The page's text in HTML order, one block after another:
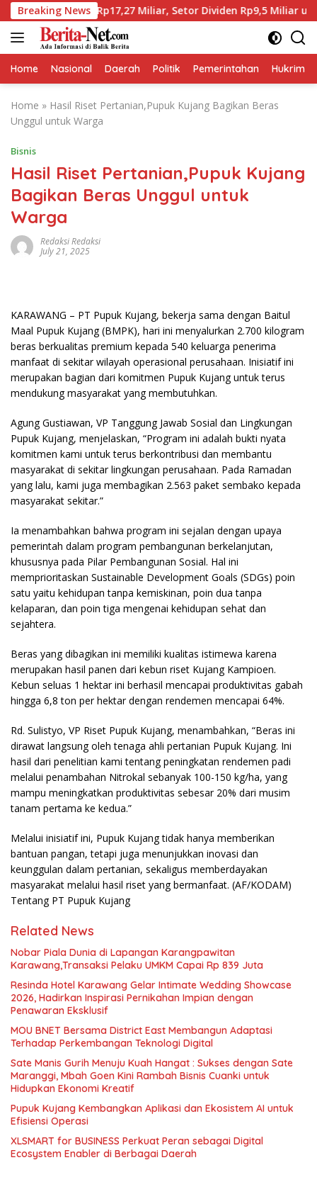
Skip
to
content
Breaking News
Laba Rp17,27 Miliar, Setor Dividen Rp9,5 Miliar untuk PAD
Home Nasional Daerah Politik Pemerintahan Hukrim
Home » Hasil Riset Pertanian,Pupuk Kujang Bagikan Beras
Unggul untuk Warga
Bisnis
Hasil Riset Pertanian,Pupuk Kujang
Bagikan Beras Unggul untuk
Warga
Redaksi Redaksi
July 21, 2025
KARAWANG – PT Pupuk Kujang, bekerja sama dengan Baitul
Maal Pupuk Kujang (BMPK), hari ini menyalurkan 2.700 kilogram
beras berkualitas premium kepada 540 keluarga penerima
manfaat di sekitar wilayah operasional perusahaan. Inisiatif ini
merupakan bagian dari komitmen Pupuk Kujang untuk terus
mendukung masyarakat yang membutuhkan.
Agung Gustiawan, VP Tanggung Jawab Sosial dan Lingkungan
Pupuk Kujang, menjelaskan, “Program ini adalah bukti nyata
komitmen kami untuk terus berkontribusi dan membantu
masyarakat di sekitar lingkungan perusahaan. Pada Ramadan
yang lalu, kami juga membagikan 2.563 paket sembako kepada
masyarakat sekitar.”
Ia menambahkan bahwa program ini sejalan dengan upaya
pemerintah dalam program pembangunan berkelanjutan,
khususnya pada Pilar Pembangunan Sosial. Hal ini
memprioritaskan Sustainable Development Goals (SDGs) poin
satu yaitu kehidupan tanpa kemiskinan, poin dua tanpa
kelaparan, dan poin tiga mengenai kehidupan sehat dan
sejahtera.
Beras yang dibagikan ini memiliki kualitas istimewa karena
merupakan hasil panen dari kebun riset Kujang Kampioen.
Kebun seluas 1 hektar ini berhasil mencapai produktivitas gabah
hingga 6,8 ton per hektar dengan rendemen mencapai 64%.
Rd. Sulistyo, VP Riset Pupuk Kujang, menambahkan, “Beras ini
dirawat langsung oleh tenaga ahli pertanian Pupuk Kujang. Ini
hasil dari penelitian kami tentang peningkatan rendemen padi
melalui penambahan Nitrokal sebanyak 100-150 kg/ha, yang
mampu meningkatkan produktivitas sebesar 20% dari musim
tanam pertama ke kedua.”
Melalui inisiatif ini, Pupuk Kujang tidak hanya memberikan
bantuan pangan, tetapi juga menunjukkan inovasi dan
keunggulan dalam pertanian, sekaligus memberdayakan
masyarakat melalui hasil riset yang bermanfaat. (AF/KODAM)
Tentang PT Pupuk Kujang
Related News
Nobar Piala Dunia di Lapangan Karangpawitan
Karawang,Transaksi Pelaku UMKM Capai Rp 839 Juta
Resinda Hotel Karawang Gelar Intimate Wedding Showcase
2026, Hadirkan Inspirasi Pernikahan Impian dengan
Penawaran Eksklusif
MOU BNET Bersama District East Membangun Adaptasi
Terhadap Perkembangan Teknologi Digital
Sate Manis Gurih Menuju Kuah Hangat : Sukses dengan Sate
Maranggi, Mbah Goen Kini Rambah Bisnis Cuanki untuk
Hidupkan Ekonomi Kreatif
Pupuk Kujang Kembangkan Aplikasi dan Ekosistem AI untuk
Efisiensi Operasi
XLSMART for BUSINESS Perkuat Peran sebagai Digital